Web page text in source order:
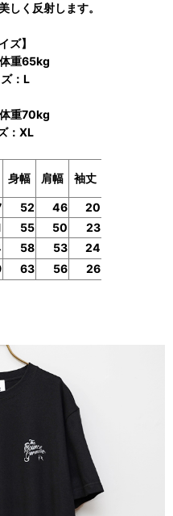
しく反射します。
ズ】
重65kg
：L
重70kg
：XL
身幅 肩幅 袖丈
52 46
20
55 50
23
58 53
24
63 56 26